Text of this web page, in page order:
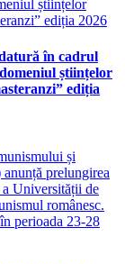
în cadrul
științelor
ediția